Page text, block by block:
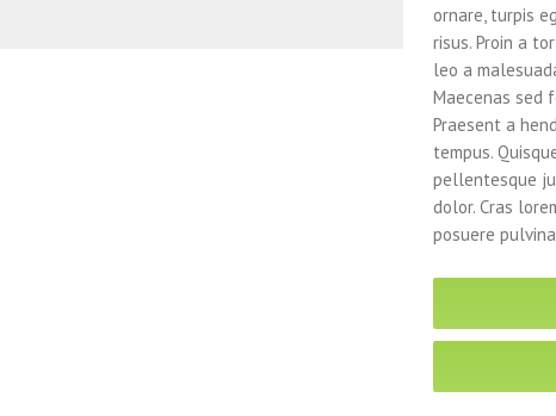
ornare, turpis
risus. Proin a
leo a
Maecenas sed
Praesent a
tempus.
pellentesque
dolor. Cras
posuere